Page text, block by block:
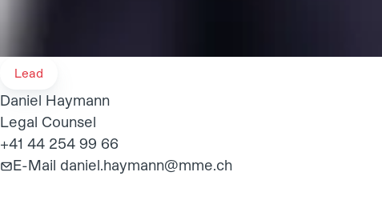
Lead
Daniel Haymann
Legal Counsel
+41 44 254 99 66
E-Mail daniel.haymann@mme.ch